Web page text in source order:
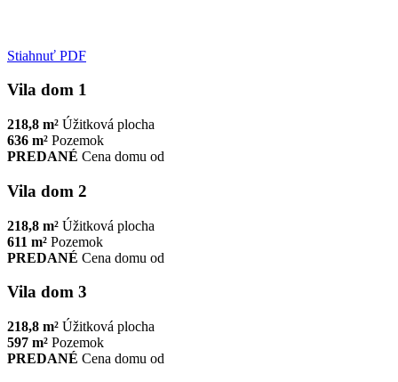
Stiahnuť PDF
Vila dom 1
218,8 m² Úžitková plocha
636 m² Pozemok
PREDANÉ Cena domu od
Vila dom 2
218,8 m² Úžitková plocha
611 m² Pozemok
PREDANÉ Cena domu od
Vila dom 3
218,8 m² Úžitková plocha
597 m² Pozemok
PREDANÉ Cena domu od